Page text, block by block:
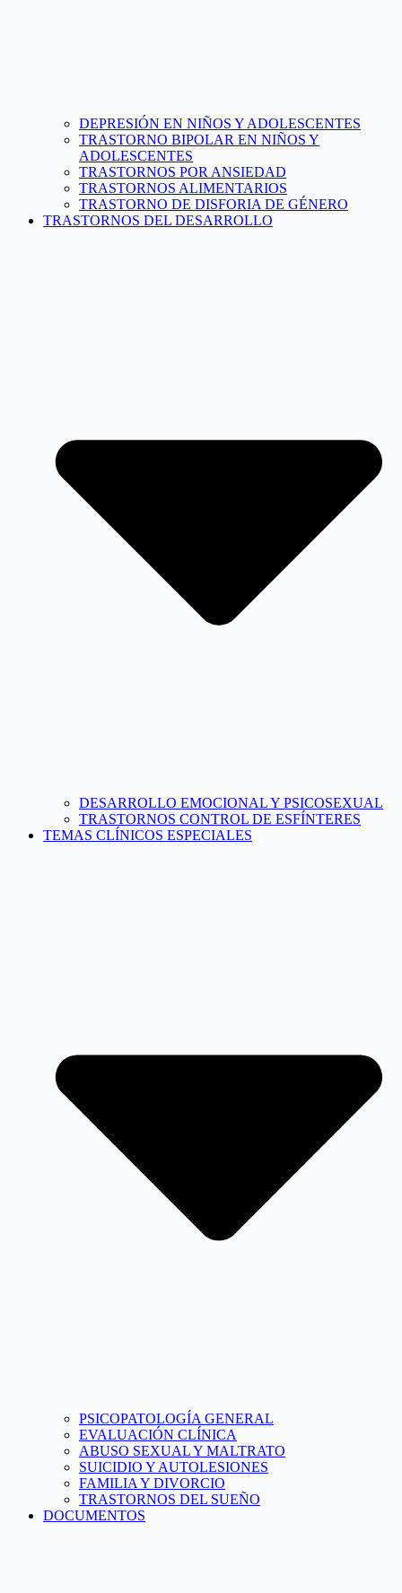
DEPRESIÓN EN NIÑOS Y ADOLESCENTES
TRASTORNO BIPOLAR EN NIÑOS Y
ADOLESCENTES
TRASTORNOS POR ANSIEDAD
TRASTORNOS ALIMENTARIOS
TRASTORNO DE DISFORIA DE GÉNERO
TRASTORNOS DEL DESARROLLO
DESARROLLO EMOCIONAL Y PSICOSEXUAL
TRASTORNOS CONTROL DE ESFÍNTERES
TEMAS CLÍNICOS ESPECIALES
PSICOPATOLOGÍA GENERAL
EVALUACIÓN CLÍNICA
ABUSO SEXUAL Y MALTRATO
SUICIDIO Y AUTOLESIONES
FAMILIA Y DIVORCIO
TRASTORNOS DEL SUEÑO
DOCUMENTOS